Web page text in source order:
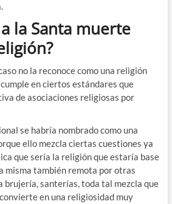
la Santa muerte
no la reconoce como una religión
en ciertos estándares que
de asociaciones religiosas por
se habría nombrado como una
ello mezcla ciertas cuestiones ya
que sería la religión que estaría base
misma también remota por otras
brujería, santerías, toda tal mezcla que
en una religiosidad muy